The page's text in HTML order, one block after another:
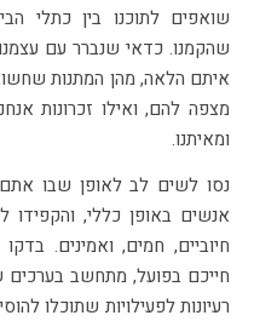
שואפים לתוכנו בין כתלי
שהקמנו. כדאי שנברר עם
איתם הלאה, מהן המתנות
מצפה להם, ואילו זכרונות
ומאיתנו.
נסו לשים לב לאופן שבו
אנשים באופן כללי, והקפידו
חיוביים, חמים, ואמינים.
חייכם בפועל, מתחשב
רעיונות לפעילויות שתוכלו